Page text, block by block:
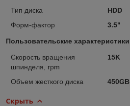
Тип диска
HDD
Форм-фактор
3.5"
Пользовательские характеристики
Скорость вращения
шпинделя, rpm
15K
Объем жесткого диска 450GB
Скрыть